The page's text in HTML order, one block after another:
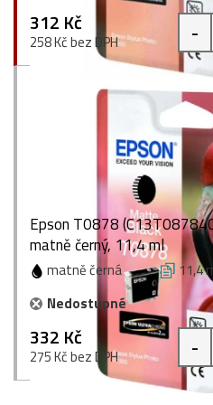
312 Kč
258 Kč bez DPH -
Epson T0878
matně černý, 11,4 ml
matně černá 11,4
Nedostupné
332 Kč
275 Kč bez DPH -